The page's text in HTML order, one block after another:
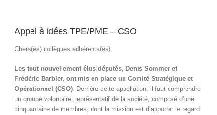
Appel à idées TPE/PME – CSO
Chers(es) collègues adhérents(es),
Les tout nouvellement élus députés, Denis Sommer et
Frédéric Barbier, ont mis en place un Comité Stratégique et
Opérationnel (CSO). Derrière cette appellation, il faut comprendre
un groupe volontaire, représentatif de la société, composé d’une
cinquantaine de membres, dont la mission est d’apporter le regard